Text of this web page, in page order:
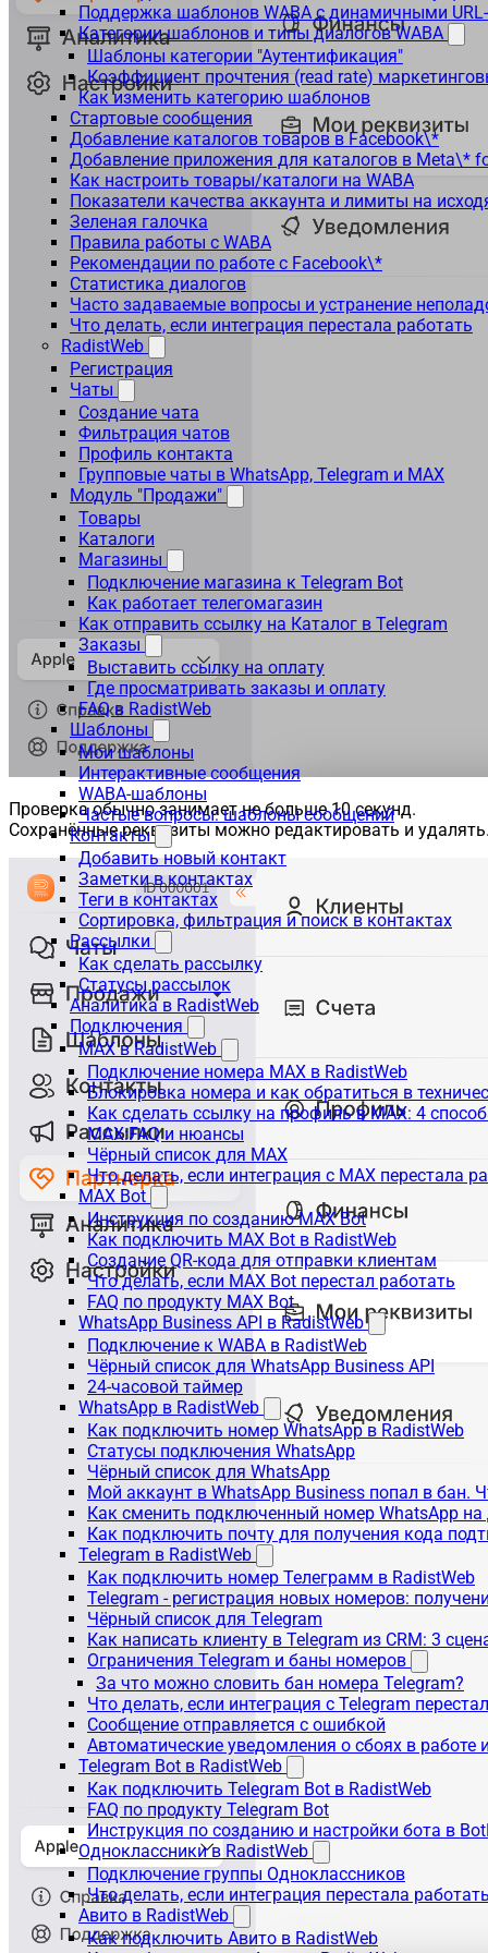
Поддержка шаблонов WABA с динамичными
Категории шаблонов и типы диалогов WABA
Шаблоны категории "Аутентификация"
Коэффициент прочтения (read rate)
Как изменить категорию шаблонов
Стартовые сообщения
Добавление каталогов товаров в Facebook\*
Добавление приложения для каталогов в Meta\*
Как настроить товары/каталоги на WABA
Показатели качества аккаунта и лимиты на
Зеленая галочка
Правила работы с WABA
Рекомендации по работе с Facebook\*
Статистика диалогов
Часто задаваемые вопросы и устранение
Что делать, если интеграция перестала работать
RadistWeb
Регистрация
Чаты
Создание чата
Фильтрация чатов
Профиль контакта
Групповые чаты в WhatsApp, Telegram и MAX
Модуль "Продажи"
Товары
Каталоги
Магазины
Подключение магазина к Telegram Bot
Как работает телегомагазин
Как отправить ссылку на Каталог в Telegram
Заказы
Выставить ссылку на оплату
Где просматривать заказы и оплату
FAQ в RadistWeb
Шаблоны
Мои шаблоны
Интерактивные сообщения
WABA-шаблоны
Частые вопросы: шаблоны сообщений
Контакты
Добавить новый контакт
Заметки в контактах
Теги в контактах
Сортировка, фильтрация и поиск в контактах
Рассылки
Как сделать рассылку
Статусы рассылок
Аналитика в RadistWeb
Подключения
MAX в RadistWeb
Подключение номера MAX в RadistWeb
Блокировка номера и как обратиться в
Как сделать ссылку на профиль в MAX: 4
MAX:FAQ и нюансы
Чёрный список для MAX
Что делать, если интеграция с MAX перестала
MAX Bot
Инструкция по созданию MAX Bot
Как подключить MAX Bot в RadistWeb
Создание QR-кода для отправки клиентам
Что делать, если MAX Bot перестал работать
FAQ по продукту MAX Bot
WhatsApp Business API в RadistWeb
Подключение к WABA в RadistWeb
Чёрный список для WhatsApp Business API
24-часовой таймер
WhatsApp в RadistWeb
Как подключить номер WhatsApp в RadistWeb
Статусы подключения WhatsApp
Чёрный список для WhatsApp
Мой аккаунт в WhatsApp Business попал в бан.
Как сменить подключенный номер WhatsApp на
Как подключить почту для получения кода
Telegram в RadistWeb
Как подключить номер Телеграмм в RadistWeb
Telegram - регистрация новых номеров:
Чёрный список для Telegram
Как написать клиенту в Telegram из CRM: 3
Ограничения Telegram и баны номеров
За что можно словить бан номера Telegram?
Что делать, если интеграция с Telegram
Сообщение отправляется с ошибкой
Автоматические уведомления о сбоях в работе
Telegram Bot в RadistWeb
Как подключить Telegram Bot в RadistWeb
FAQ по продукту Telegram Bot
Инструкция по созданию и настройки бота в
Одноклассники в RadistWeb
Подключение группы Одноклассников
Что делать, если интеграция перестала
Авито в RadistWeb
Как подключить Авито в RadistWeb
Проверка обычно занимает не больше 10 секунд.
Сохранённые реквизиты можно редактировать и